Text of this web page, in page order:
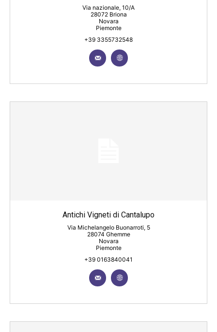
Via nazionale, 10/A
28072 Briona
Novara
Piemonte
+39 3355732548
Antichi Vigneti di Cantalupo
Via Michelangelo Buonarroti, 5
28074 Ghemme
Novara
Piemonte
+39 0163840041